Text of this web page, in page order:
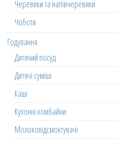
Черевики та напівчеревики
Чоботи
Годування
Дитячий посуд
Дитячі суміші
Каші
Кухонні комбайни
Молоковідсмоктувачі